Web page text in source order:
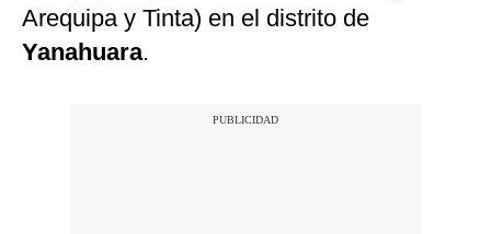
Arequipa y Tinta) en el distrito de
Yanahuara.